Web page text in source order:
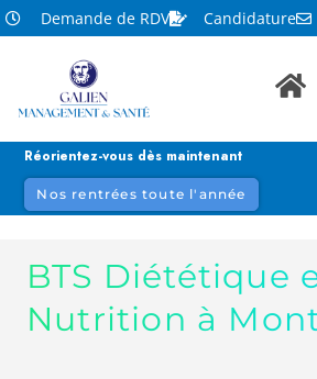
Demande de RDV Candidature
Réorientez-vous dès maintenant
Nos rentrées toute l'année
BTS Diététique
Nutrition à